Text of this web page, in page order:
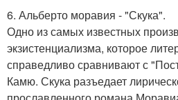
6. Альберто моравия - "Скука".
Одно из самых известных
экзистенциализма, которое
справедливо сравнивают с
Камю. Скука разъедает